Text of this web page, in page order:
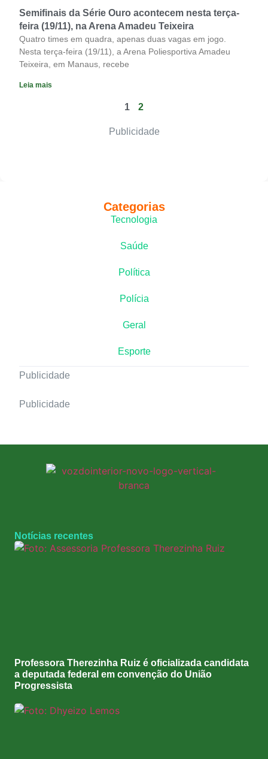
Semifinais da Série Ouro acontecem nesta terça-
feira (19/11), na Arena Amadeu Teixeira
Quatro times em quadra, apenas duas vagas em jogo.
Nesta terça-feira (19/11), a Arena Poliesportiva Amadeu
Teixeira, em Manaus, recebe
Leia mais
1 2
Publicidade
Categorias
Tecnologia
Saúde
Política
Polícia
Geral
Esporte
Publicidade
Publicidade
Notícias recentes
Professora Therezinha Ruiz é oficializada candidata
a deputada federal em convenção do União
Progressista